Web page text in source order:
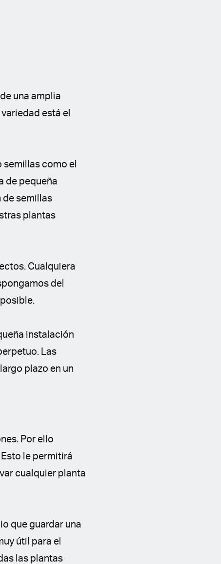
una amplia
está el
como el
de pequeña
de semillas
plantas
Cualquiera
del
instalación
Las
plazo en un
Por ello
le permitirá
cualquier planta
que guardar una
útil para el
las plantas